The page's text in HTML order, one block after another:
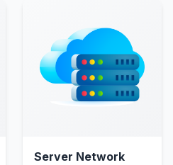
Server Network